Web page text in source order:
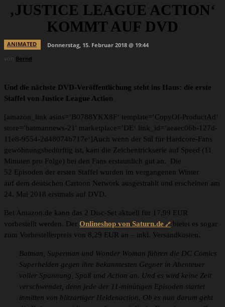
‚JUSTICE LEAGUE ACTION‘
KOMMT AUF DVD
ANIMATED
Donnerstag, 15. Februar 2018 @ 19:44
von Bernd
Und die nächste DVD-Veröffentlichung steht ins Haus: die erste
Staffel von Justice League Action
[amazon_link asins=’B0788YKX8F‘ template=’CopyOf-ProductAd‘
store=’batmannews-21′ marketplace=’DE‘ link_id=’aeaec06b-127d-
11e8-9554-2d48074b717e‘]Auch wenn der Stil für Hardcore-Fans
gewöhnungsbedürftig ist, kam die Zeichentrickserie auf Speed (11
Minuten pro Folge) bei den Fans erstaunlich gut an. Die
52 Episoden der ersten Staffel wurden im vergangenen Winter
auf dem deutschen Cartoon Network ausgestrahlt und erscheinen am
24. Mai 2018 erstmals auf DVD.
Bei Amazon.de kann das 2 Disc-Set aktuell für 17,99 EUR
vorbestellt werden. Der Onlineshop von Saturn.de
bietet es sogar
zum Vorbestellerpreis von 8,29 EUR an – inkl. Versandkosten.
Batman, Superman und Wonder Woman führen die DC Comics
Superhelden gegen ihre bekanntesten Gegner in Abenteuer
voller Spannung, Spaß und Action an. Und es wird keine Zeit
verschwendet, denn jede der 11-minütigen Episoden startet
inmitten von blitzartiger Heldenaction. Ob es nun darum geht